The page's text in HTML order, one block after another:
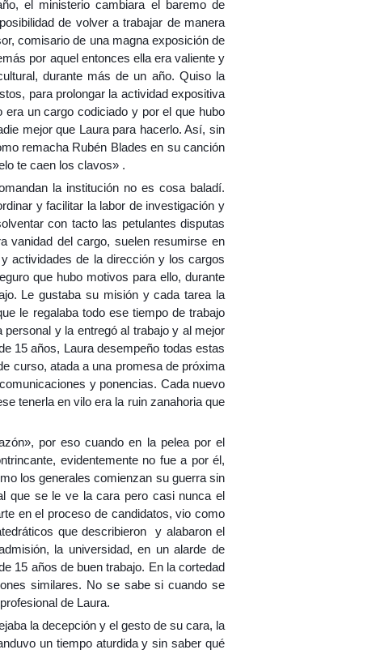
el ministerio cambiara el baremo de
de volver a trabajar de manera
comisario de una magna exposición de
por aquel entonces ella era valiente y
durante más de un año. Quiso la
para prolongar la actividad expositiva
un cargo codiciado y por el que hubo
mejor que Laura para hacerlo. Así, sin
remacha Rubén Blades en su canción
te caen los clavos» .
la institución no es cosa baladí.
y facilitar la labor de investigación y
con tacto las petulantes disputas
vanidad del cargo, suelen resumirse en
actividades de la dirección y los cargos
que hubo motivos para ello, durante
Le gustaba su misión y cada tarea la
le regalaba todo ese tiempo de trabajo
y la entregó al trabajo y al mejor
15 años, Laura desempeño todas estas
curso, atada a una promesa de próxima
y ponencias. Cada nuevo
tenerla en vilo era la ruin zanahoria que
por eso cuando en la pelea por el
evidentemente no fue a por él,
los generales comienzan su guerra sin
que se le ve la cara pero casi nunca el
en el proceso de candidatos, vio como
que describieron y alabaron el
la universidad, en un alarde de
15 años de buen trabajo. En la cortedad
similares. No se sabe si cuando se
de Laura.
la decepción y el gesto de su cara, la
un tiempo aturdida y sin saber qué